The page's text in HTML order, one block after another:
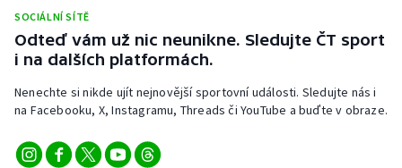
Short track
Sportovní střelba
Stolní tenis
Triatlon
SOCIÁLNÍ SÍTĚ
Odteď vám už nic neunikne. Sledujte ČT sport
i na dalších platformách.
Nenechte si nikde ujít nejnovější sportovní události. Sledujte nás i
na Facebooku, X, Instagramu, Threads či YouTube a buďte v obraze.